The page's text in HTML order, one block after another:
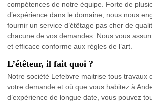
compétences de notre équipe. Forte de
d’expérience dans le domaine, nous nous
fournir un service d’étêtage pas cher de
chacune de vos demandes. Nous vous
et efficace conforme aux règles de l’art.
L’étêteur, il fait quoi ?
Notre société Lefebvre maitrise tous travaux
votre demande et où que vous habitez à
d’expérience de longue date, vous pouvez